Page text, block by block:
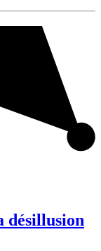
désillusion